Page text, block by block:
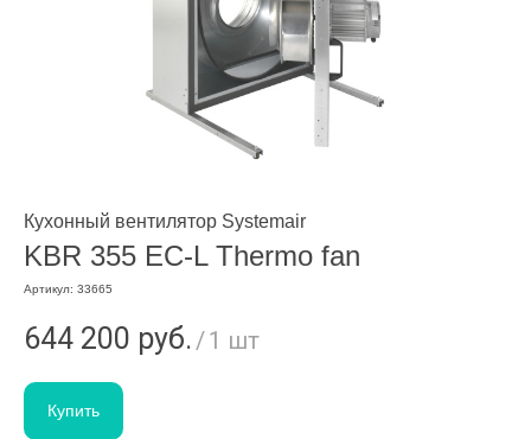
Кухонный вентилятор Systemair
KBR 355 EC-L Thermo fan
Артикул: 33665
644 200 руб./1 шт
Купить